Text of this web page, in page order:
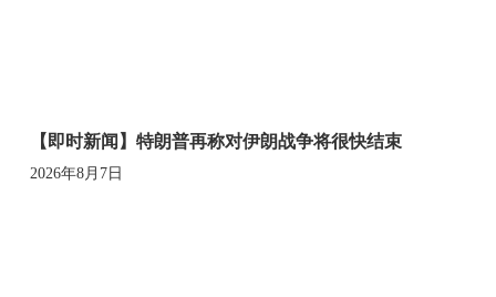
【即时新闻】特朗普再称对伊朗战争将很快结束
2026年8月7日